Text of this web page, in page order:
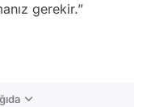
gerekir.”